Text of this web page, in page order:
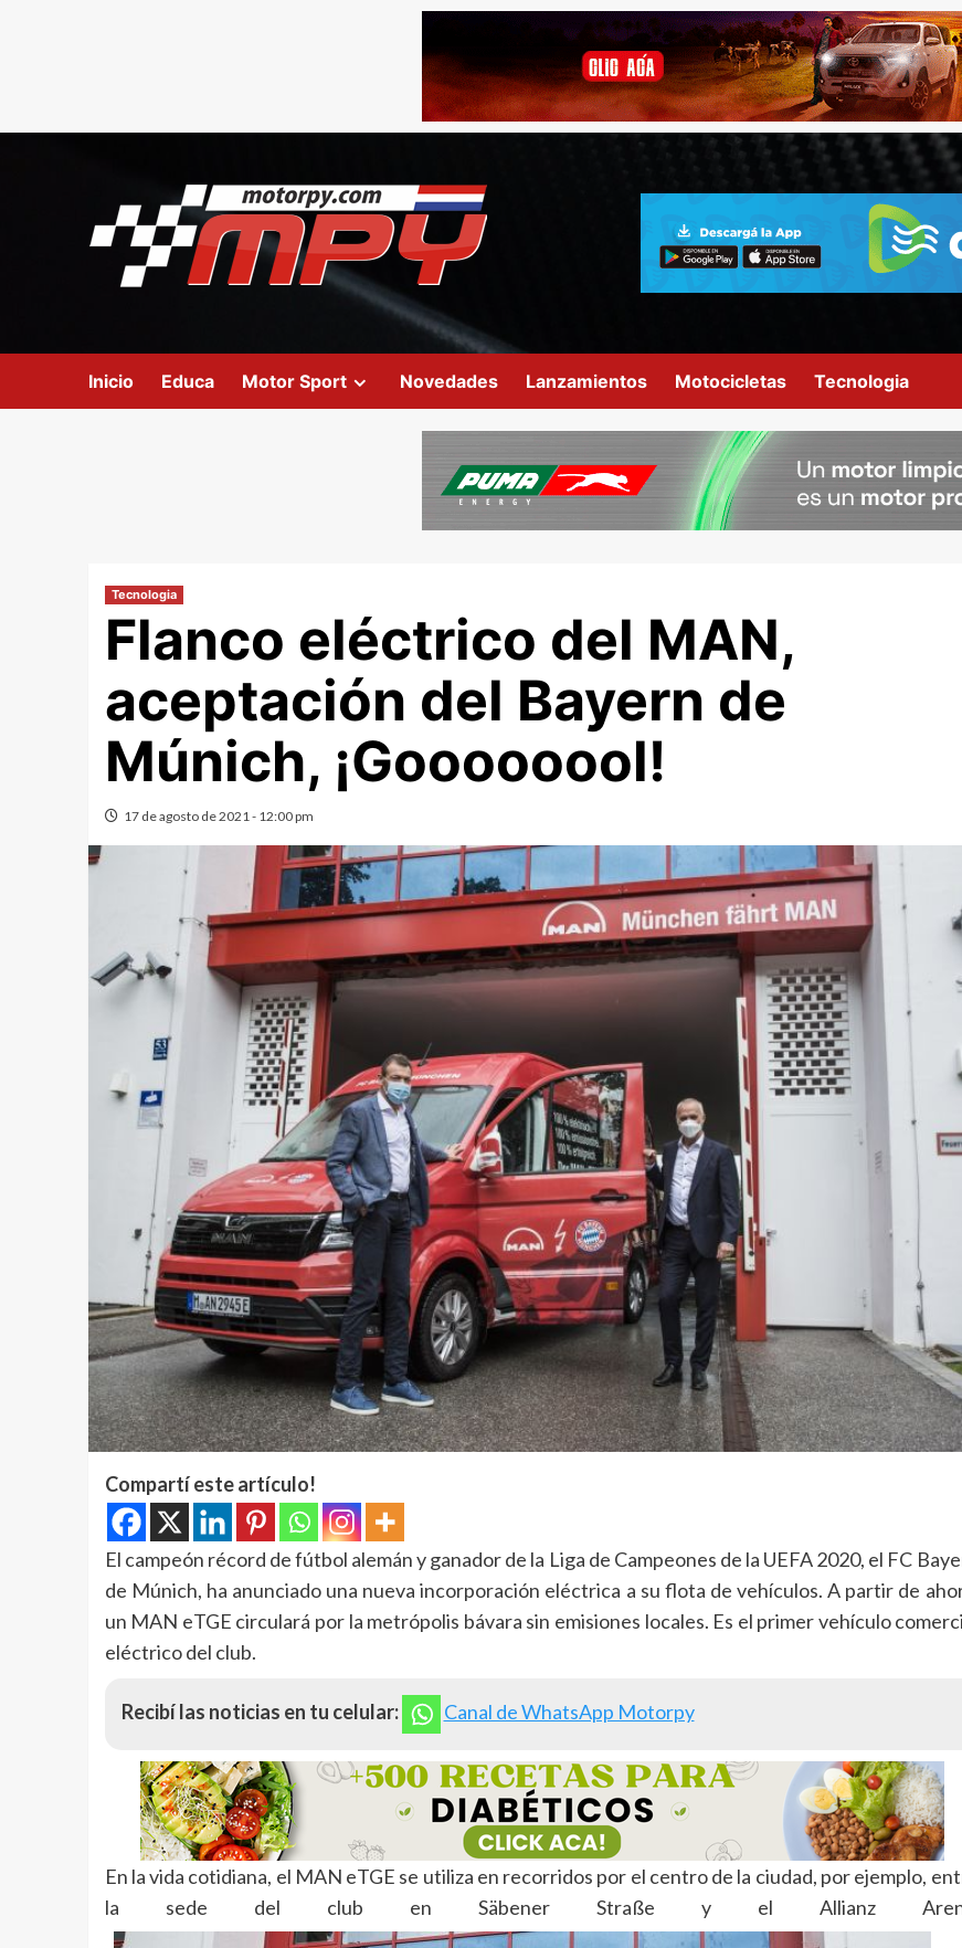
Inicio Educa Motor Sport Novedades Lanzamientos Motocicletas Tecnologia
Tecnologia
Flanco eléctrico del MAN,
aceptación del Bayern de
Múnich, ¡Goooooool!
17 de agosto de 2021 - 12:00 pm
Compartí este artículo!
El campeón récord de fútbol alemán y ganador de la Liga de Campeones de la UEFA 2020, el FC
de Múnich, ha anunciado una nueva incorporación eléctrica a su flota de vehículos. A partir de
un MAN eTGE circulará por la metrópolis bávara sin emisiones locales. Es el primer vehículo
eléctrico del club.
Recibí las noticias en tu celular: Canal de WhatsApp Motorpy
En la vida cotidiana, el MAN eTGE se utiliza en recorridos por el centro de la ciudad, por ejemplo,
la sede del club en Säbener Straße y el Allianz